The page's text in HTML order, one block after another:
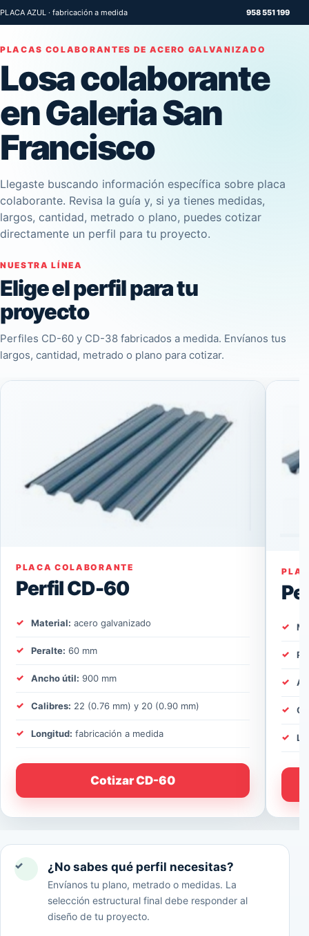
PLACA AZUL · fabricación a medida 958 551 199
PLACAS COLABORANTES DE ACERO GALVANIZADO
Losa colaborante
en Galeria San
Francisco
Llegaste buscando información específica sobre placa
colaborante. Revisa la guía y, si ya tienes medidas,
largos, cantidad, metrado o plano, puedes cotizar
directamente un perfil para tu proyecto.
NUESTRA LÍNEA
Elige el perfil para tu
proyecto
Perfiles CD-60 y CD-38 fabricados a medida. Envíanos tus
largos, cantidad, metrado o plano para cotizar.
PLACA COLABORANTE
Perfil CD-60
Material: acero galvanizado
Peralte: 60 mm
Ancho útil: 900 mm
Calibres: 22 (0.76 mm) y 20 (0.90 mm)
Longitud: fabricación a medida
Cotizar CD-60
✓ ¿No sabes qué perfil necesitas?
Envíanos tu plano, metrado o medidas. La
selección estructural final debe responder al
diseño de tu proyecto.